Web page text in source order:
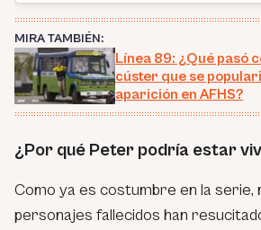
MIRA TAMBIÉN:
Línea 89: ¿Qué pasó
cúster que se
aparición en AFHS?
¿Por qué Peter podría estar
Como ya es costumbre en la serie,
personajes fallecidos han